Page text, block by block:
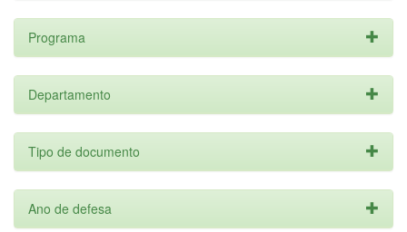
Programa
Departamento
Tipo de documento
Ano de defesa